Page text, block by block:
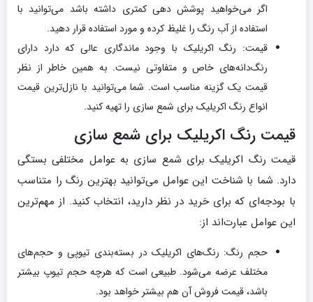
اگر می‌خواهید پوشش دهی کمتری داشته باشد می‌توانید با
استفاده از آب رنگ را غلیظ کرده و مورد استفاده قرار دهید.
قیمت: رنگ اکریلیک با وجود ماندگاری عالی که دارد دارای
رنگ‌دانه‌های خاص و متفاوتی نیست. به همین خاطر از نظر
قیمت یک گزینه مناسب است. شما می‌توانید با نازل‌ترین قیمت
انواع رنگ اکریلیک برای شمع سازی را تهیه کنید.
قیمت رنگ اکریلیک برای شمع سازی
قیمت رنگ اکریلیک برای شمع سازی به عوامل مختلفی بستگی
دارد. شما با شناخت این عوامل می‌توانید بهترین رنگ را متناسب
با بودجه‌ای که برای خرید در نظر دارید، انتخاب کنید. از مهم‌ترین
این عوامل عبارت‌اند از:
حجم رنگ: رنگ‌های اکریلیک در بسته‌بندی تیوپی و حجم‌های
مختلف عرضه می‌شود. طبیعی است که هرچه حجم تیوپ بیشتر
باشد، قیمت فروش آن هم بیشتر خواهد بود.